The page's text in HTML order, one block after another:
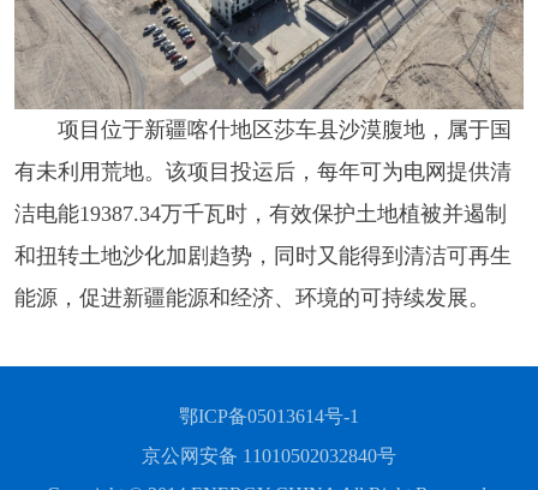
项目位于新疆喀什地区莎车县沙漠腹地，属于国
有未利用荒地。该项目投运后，每年可为电网提供清
洁电能19387.34万千瓦时，有效保护土地植被并遏制
和扭转土地沙化加剧趋势，同时又能得到清洁可再生
能源，促进新疆能源和经济、环境的可持续发展。
鄂ICP备05013614号-1
京公网安备 11010502032840号